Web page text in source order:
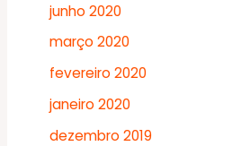
junho 2020
março 2020
fevereiro 2020
janeiro 2020
dezembro 2019